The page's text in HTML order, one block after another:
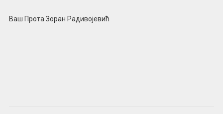
Ваш Прота Зоран Радивојевић